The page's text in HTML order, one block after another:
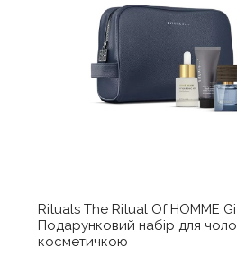
Rituals The Ritual Of HOMME
Подарунковий набір для
косметичкою